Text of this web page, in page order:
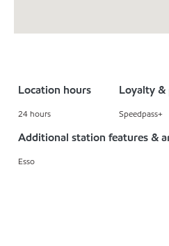
Location hours
24 hours
Loyalty &
Speedpass+
Additional station features &
Esso